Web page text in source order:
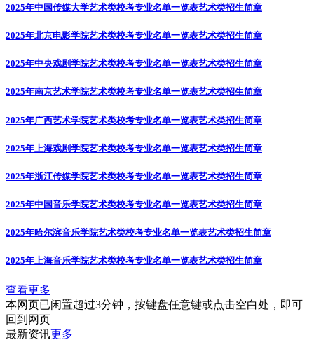
2025年中国传媒大学艺术类校考专业名单一览表艺术类招生简章
2025年北京电影学院艺术类校考专业名单一览表艺术类招生简章
2025年中央戏剧学院艺术类校考专业名单一览表艺术类招生简章
2025年南京艺术学院艺术类校考专业名单一览表艺术类招生简章
2025年广西艺术学院艺术类校考专业名单一览表艺术类招生简章
2025年上海戏剧学院艺术类校考专业名单一览表艺术类招生简章
2025年浙江传媒学院艺术类校考专业名单一览表艺术类招生简章
2025年中国音乐学院艺术类校考专业名单一览表艺术类招生简章
2025年哈尔滨音乐学院艺术类校考专业名单一览表艺术类招生简章
2025年上海音乐学院艺术类校考专业名单一览表艺术类招生简章
查看更多
本网页已闲置超过3分钟，按键盘任意键或点击空白处，即可
回到网页
最新资讯更多